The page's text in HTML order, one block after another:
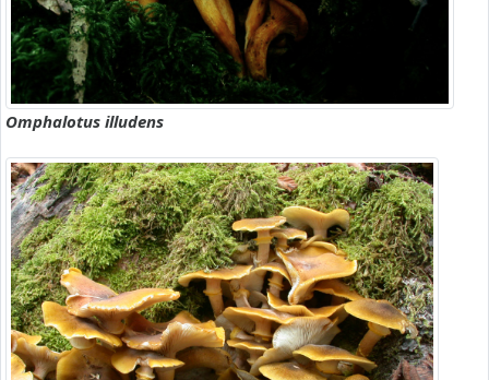
Omphalotus illudens